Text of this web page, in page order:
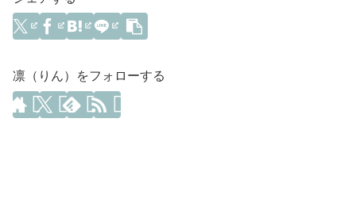
凛（りん）をフォローする